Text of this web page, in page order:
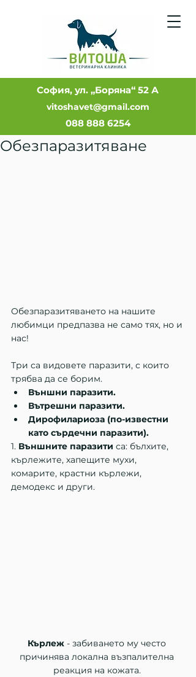
София, ул. „Боряна“ 52 А
vitoshavet@gmail.com
088 888 6254
Обезпаразитяване
Обезпаразитяването на нашите
любимци предпазва не само тях, но и
нас!
Три са видовете паразити, с които
трябва да се борим.
Външни паразити.
Вътрешни паразити.
Дирофилариоза (по-известни
като сърдечни паразити).
1. Външните паразити са: бълхите,
кърлежите, хапещите мухи,
комарите, крастни кърлежи,
демодекс и други.
Кърлеж - забиването му често
причинява локална възпалителна
реакция на кожата.